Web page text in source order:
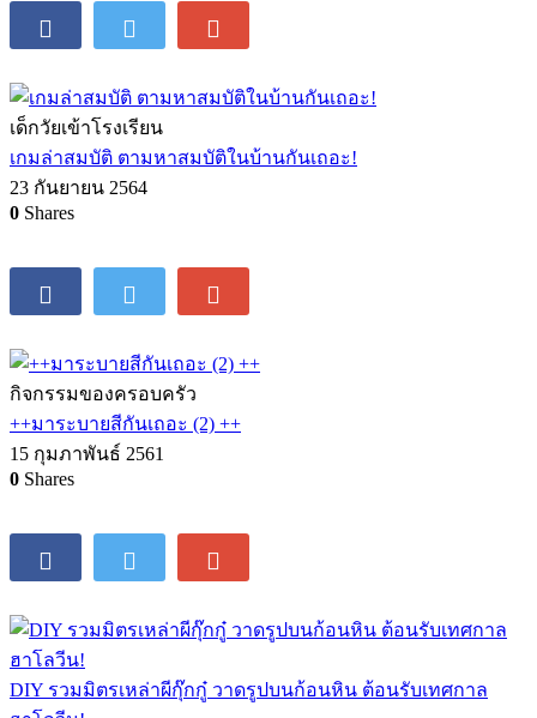
เด็กวัยเข้าโรงเรียน
เกมล่าสมบัติ ตามหาสมบัติในบ้านกันเถอะ!
23 กันยายน 2564
0 Shares
กิจกรรมของครอบครัว
++มาระบายสีกันเถอะ (2) ++
15 กุมภาพันธ์ 2561
0 Shares
DIY รวมมิตรเหล่าผีกุ๊กกู๋ วาดรูปบนก้อนหิน ต้อนรับเทศกาล